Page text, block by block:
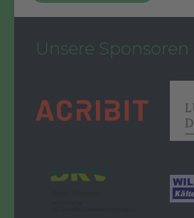
Unsere Sponsoren